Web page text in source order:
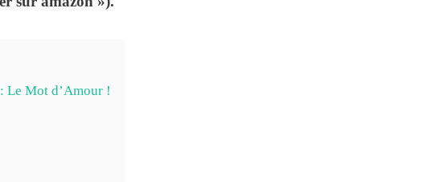
Le Mot d’Amour !